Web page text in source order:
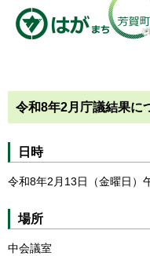
令和8年2月庁議結果に
日時
令和8年2月13日（金曜日）
場所
中会議室